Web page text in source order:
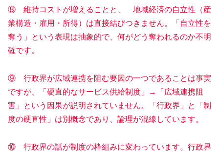
⑧ 維持コストが増えることと、 地域経済の自立性（産
業構造・雇用・所得）は直接結びつきません。「自立性を
奪う」という表現は抽象的で、何がどう奪われるのか不明
確です。
⑨ 行政界が広域連携を阻む要因の一つであることは事実
ですが、「硬直的なサービス供給制度」→「広域連携阻
害」という因果が説明されていません。「行政界」と「制
度の硬直性」は別概念であり、論理が混線しています。
⑩ 行政界の話が制度の枠組みに変わっています。行政界